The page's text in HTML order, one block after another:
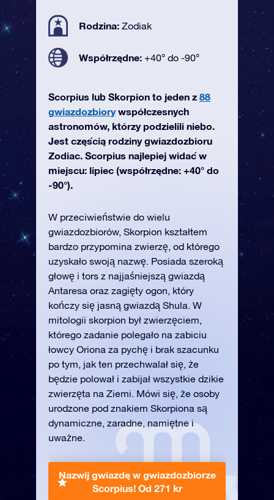
Rodzina: Zodiak
Współrzędne: +40° do -90°
Scorpius lub Skorpion to jeden z 88
gwiazdozbiorywspółczesnych
astronomów, którzy podzielili niebo.
Jest częścią rodziny gwiazdozbioru
Zodiac. Scorpius najlepiej widać w
miejscu: lipiec (współrzędne: +40° do
-90°).
W przeciwieństwie do wielu
gwiazdozbiorów, Skorpion kształtem
bardzo przypomina zwierzę, od którego
uzyskało swoją nazwę. Posiada szeroką
głowę i tors z najjaśniejszą gwiazdą
Antaresa oraz zagięty ogon, który
kończy się jasną gwiazdą Shula. W
mitologii skorpion był zwierzęciem,
którego zadanie polegało na zabiciu
łowcy Oriona za pychę i brak szacunku
po tym, jak ten przechwalał się, że
będzie polował i zabijał wszystkie dzikie
zwierzęta na Ziemi. Mówi się, że osoby
urodzone pod znakiem Skorpiona są
dynamiczne, zaradne, namiętne i
uważne.
Nazwij gwiazdę w gwiazdozbiorze
Scorpius! Od 271 kr